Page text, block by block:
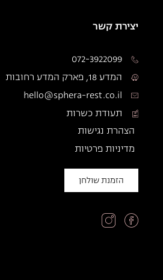
יצירת קשר
072-3922099
המדע 18, פארק המדע רחובות
hello@sphera-rest.co.il
תעודת כשרות
הצהרת נגישות
מדיניות פרטיות
הזמנת שולחן